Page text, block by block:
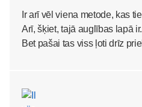
Ir arī vēl viena metode, kas
Arī, šķiet, tajā auglības lapā
Bet pašai tas viss ļoti drīz